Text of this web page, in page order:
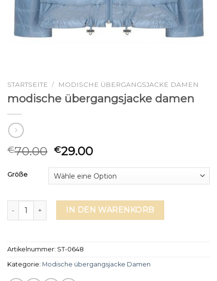
STARTSEITE / MODISCHE ÜBERGANGSJACKE DAMEN
modische übergangsjacke damen
€70.00 €29.00
Größe
modische übergangsjacke damen Menge
IN DEN WARENKORB
Artikelnummer: ST-0648
Kategorie: Modische übergangsjacke Damen